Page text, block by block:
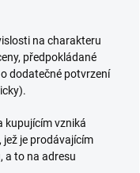
na charakteru
předpokládané
dodatečné potvrzení
vzniká
je prodávajícím
a to na adresu